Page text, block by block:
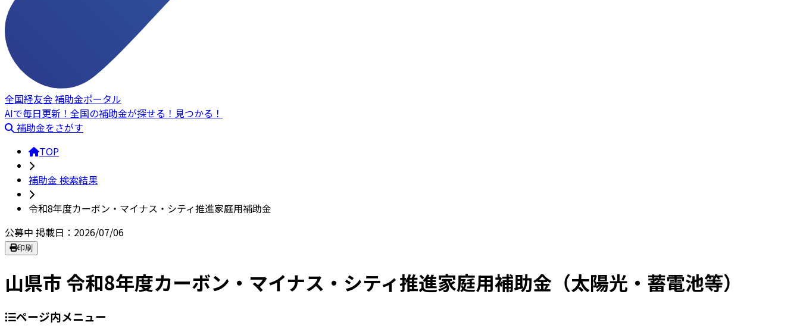
全国経友会 補助金ポータル
AIで毎日更新！全国の補助金が探せる！見つかる！
補助金をさがす
TOP
補助金 検索結果
令和8年度カーボン・マイナス・シティ推進家庭用補助金
公募中 掲載日：2026/07/06
印刷
山県市 令和8年度カーボン・マイナス・シティ推進家庭用補助金（太陽光・蓄電池等）
ページ内メニュー